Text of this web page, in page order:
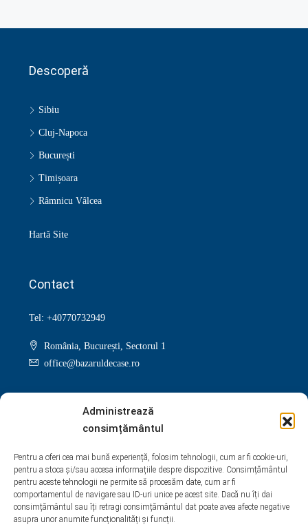
Administrează
consimțământul
Pentru a oferi cea mai bună experiență, folosim tehnologii, cum ar fi cookie-uri,
pentru a stoca și/sau accesa informațiile despre dispozitive. Consimțământul
pentru aceste tehnologii ne permite să procesăm date, cum ar fi
comportamentul de navigare sau ID-uri unice pe acest site. Dacă nu îți dai
consimțământul sau îți retragi consimțământul dat poate avea afecte negative
asupra unor anumite funcționalități și funcții.
Descoperă
Sibiu
Cluj-Napoca
București
Timișoara
Râmnicu Vâlcea
Hartă Site
Contact
Tel: +40770732949
România, București, Sectorul 1
office@bazaruldecase.ro
Facebook Instagram Linkedin
Google + Youtube Pinterest Yelp
WhatsApp